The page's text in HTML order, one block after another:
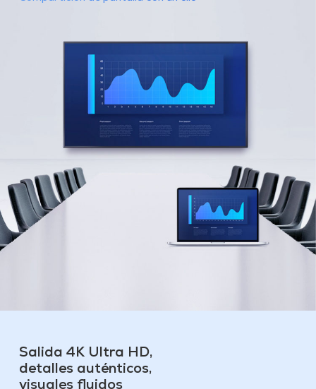
Salida 4K Ultra HD,
detalles auténticos,
visuales fluidos